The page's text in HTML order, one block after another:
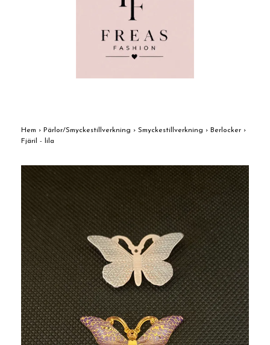
Hem › Pärlor/Smyckestillverkning › Smyckestillverkning › Berlocker ›
Fjäril - lila